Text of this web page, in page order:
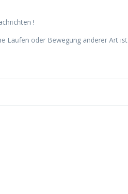
!
Laufen oder Bewegung anderer Art ist